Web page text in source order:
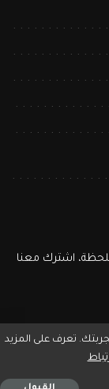
اشترك معنا
تعرف على المزيد